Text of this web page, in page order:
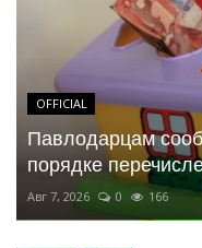
OFFICIAL
Павлодарцам
порядке
Авг 7, 2026 0 166